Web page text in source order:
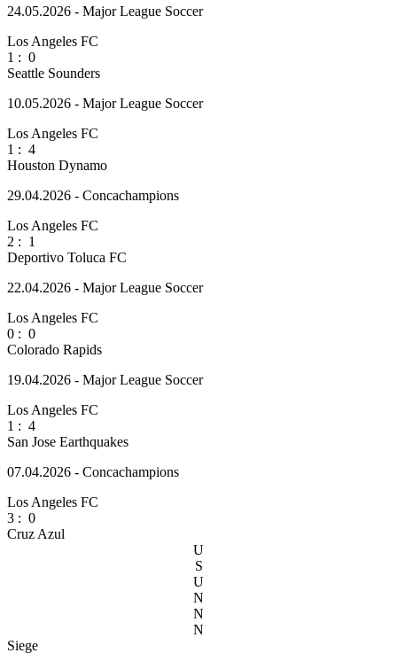
24.05.2026 - Major League Soccer
Los Angeles FC
1 : 0
Seattle Sounders
10.05.2026 - Major League Soccer
Los Angeles FC
1 : 4
Houston Dynamo
29.04.2026 - Concachampions
Los Angeles FC
2 : 1
Deportivo Toluca FC
22.04.2026 - Major League Soccer
Los Angeles FC
0 : 0
Colorado Rapids
19.04.2026 - Major League Soccer
Los Angeles FC
1 : 4
San Jose Earthquakes
07.04.2026 - Concachampions
Los Angeles FC
3 : 0
Cruz Azul
U
S
U
N
N
N
Siege